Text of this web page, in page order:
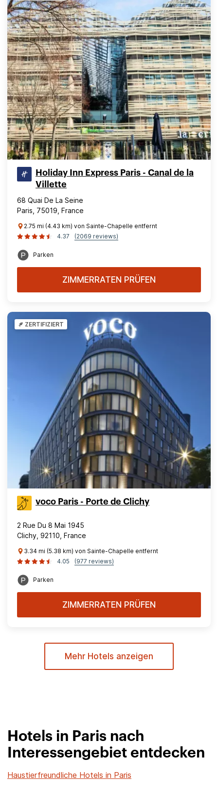
Holiday Inn Express Paris - Canal de la
Villette
68 Quai De La Seine
Paris, 75019, France
2.75 mi (4.43 km) von Sainte-Chapelle entfernt
4.37
(2069 reviews)
Parken
ZIMMERRATEN PRÜFEN
ZERTIFIZIERT
voco Paris - Porte de Clichy
2 Rue Du 8 Mai 1945
Clichy, 92110, France
3.34 mi (5.38 km) von Sainte-Chapelle entfernt
4.05
(977 reviews)
Parken
ZIMMERRATEN PRÜFEN
Mehr Hotels anzeigen
Hotels in Paris nach
Interessengebiet entdecken
Haustierfreundliche Hotels in Paris